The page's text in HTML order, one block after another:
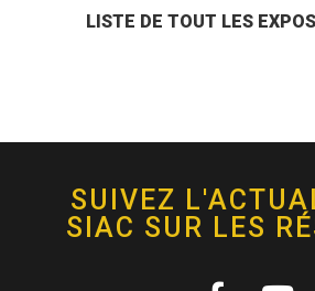
LISTE DE TOUT LES
SUIVEZ
SIAC SUR LES